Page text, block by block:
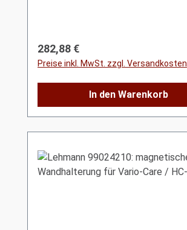
Regulärer Preis:
282,88 €
Preise inkl. MwSt. zzgl. Versandkosten
In den Warenkorb